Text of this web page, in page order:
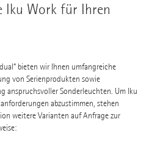
Iku Work für Ihren
bieten wir Ihnen umfangreiche
von Serienprodukten sowie
anspruchsvoller Sonderleuchten. Um Iku
abzustimmen, stehen
weitere Varianten auf Anfrage zur